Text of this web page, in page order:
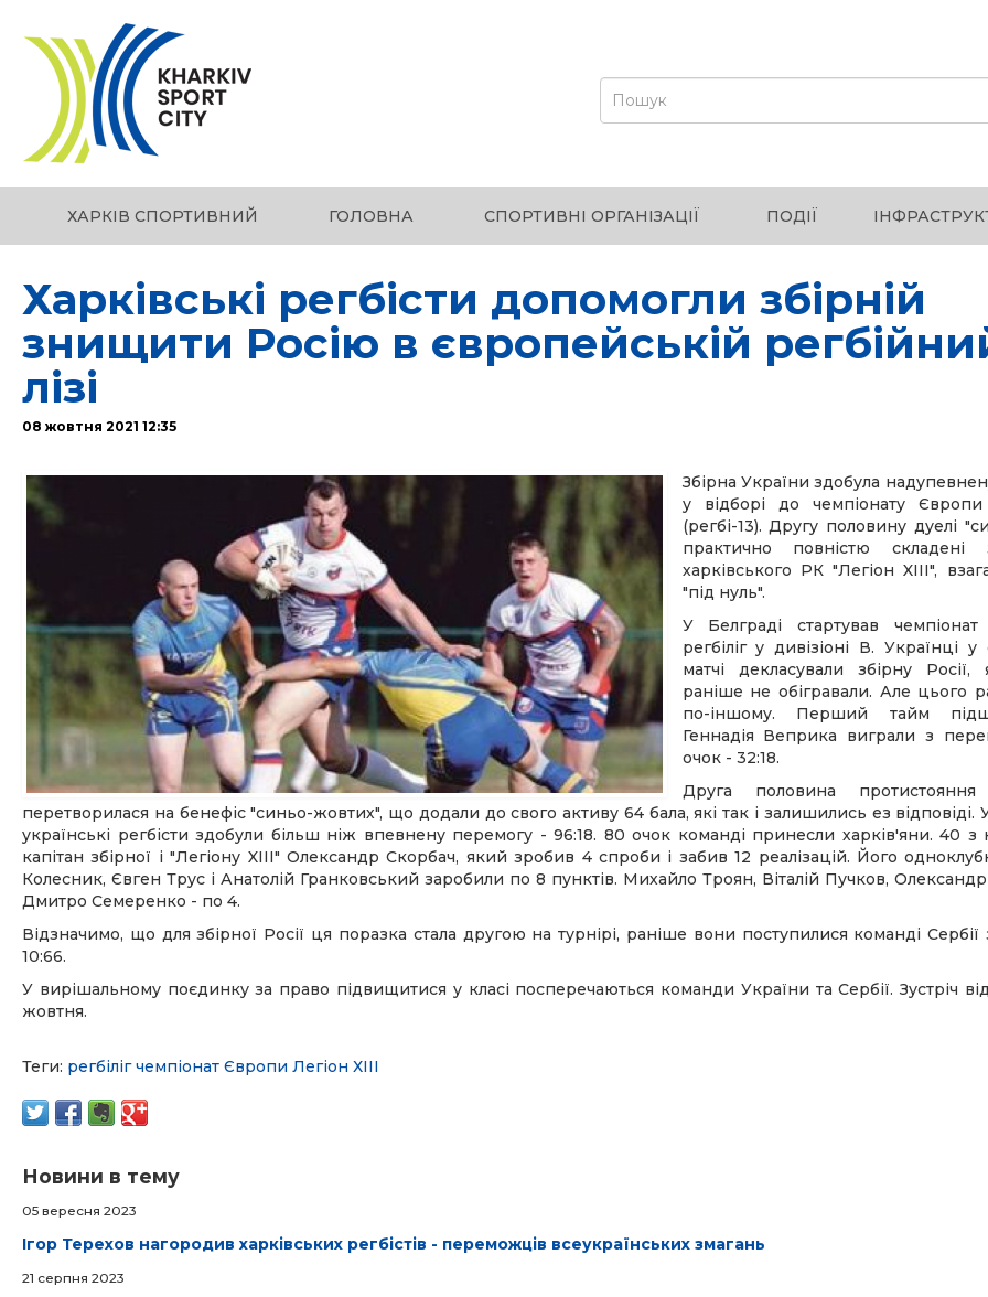
ХАРКІВ СПОРТИВНИЙ ГОЛОВНА СПОРТИВНІ ОРГАНІЗАЦІЇ ПОДІЇ
Харківські регбісти допомогли збірній
знищити Росію в європейській
лізі
08 жовтня 2021 12:35
Збірна України здобула
у відборі до чемпіонату Європи
(регбі-13). Другу половину дуелі
практично повністю складені
харківського РК "Легіон XIII",
"під нуль".
У Белграді стартував
регбіліг у дивізіоні В. Українці у
матчі декласували збірну Росії,
раніше не обігравали. Але цього
по-іншому. Перший тайм
Геннадія Веприка виграли з
очок - 32:18.
Друга половина
перетворилася на бенефіс "синьо-жовтих", що додали до свого активу 64 бала, які так і залишились ез відповіді. У
українські регбісти здобули більш ніж впевнену перемогу - 96:18. 80 очок команді принесли харків'яни. 40 з
капітан збірної і "Легіону XIII" Олександр Скорбач, який зробив 4 спроби і забив 12 реалізацій. Його
Колесник, Євген Трус і Анатолій Гранковський заробили по 8 пунктів. Михайло Троян, Віталій Пучков,
Дмитро Семеренко - по 4.
Відзначимо, що для збірної Росії ця поразка стала другою на турнірі, раніше вони поступилися команді
10:66.
У вирішальному поєдинку за право підвищитися у класі посперечаються команди України та Сербії. Зустріч
жовтня.
Теги: регбіліг чемпіонат Європи Легіон ХІІІ
Новини в тему
05 вересня 2023
Ігор Терехов нагородив харківських регбістів - переможців всеукраїнських змагань
21 серпня 2023